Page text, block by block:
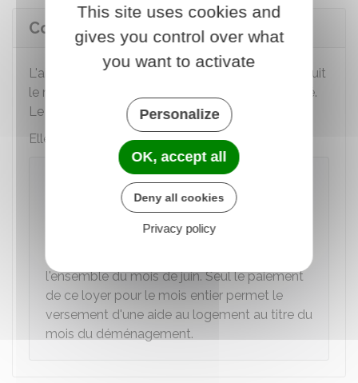
Comment est versée l'ALS ?
L'aide est versée à partir du 1 er
jour du mois qui suit
le mois au cours duquel votre dossier a été traité.
Le versement peut prendre environ 2 mois.
Elles est versée tous les 5 du mois.
le versement de l'ALS n'est pas proratisé
exemple, si vous payez votre loyer jusqu'au
25 juin, vous n'aurez pas le droit à l'ALS pour
l'ensemble du mois de juin. Seul le paiement
de ce loyer pour le mois entier permet le
versement d'une aide au logement au titre du
mois du déménagement.
This site uses cookies and
gives you control over what
you want to activate
Personalize
OK, accept all
Deny all cookies
Privacy policy